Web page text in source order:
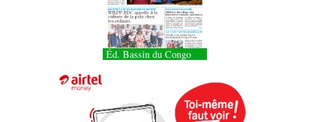
Éd. Bassin du Congo